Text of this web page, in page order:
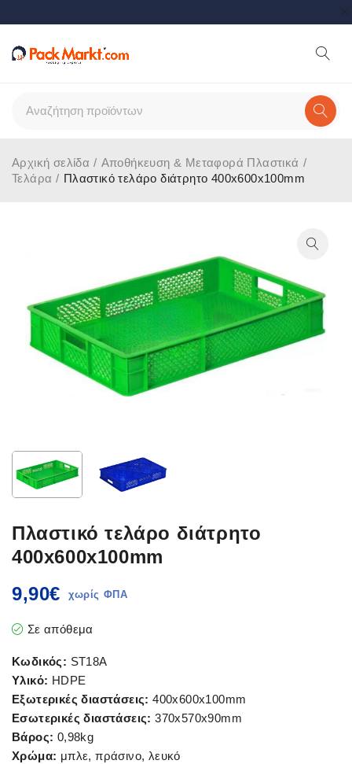
Αρχική σελίδα / Αποθήκευση & Μεταφορά Πλαστικά /
Τελάρα / Πλαστικό τελάρο διάτρητο 400x600x100mm
Πλαστικό τελάρο διάτρητο
400x600x100mm
9,90€
Σε απόθεμα
Κωδικός: ST18A
Υλικό: HDPE
Εξωτερικές διαστάσεις:400x600x100mm
Εσωτερικές διαστάσεις:370x570x90mm
Βάρος: 0,98kg
Χρώμα: μπλε, πράσινο, λευκό